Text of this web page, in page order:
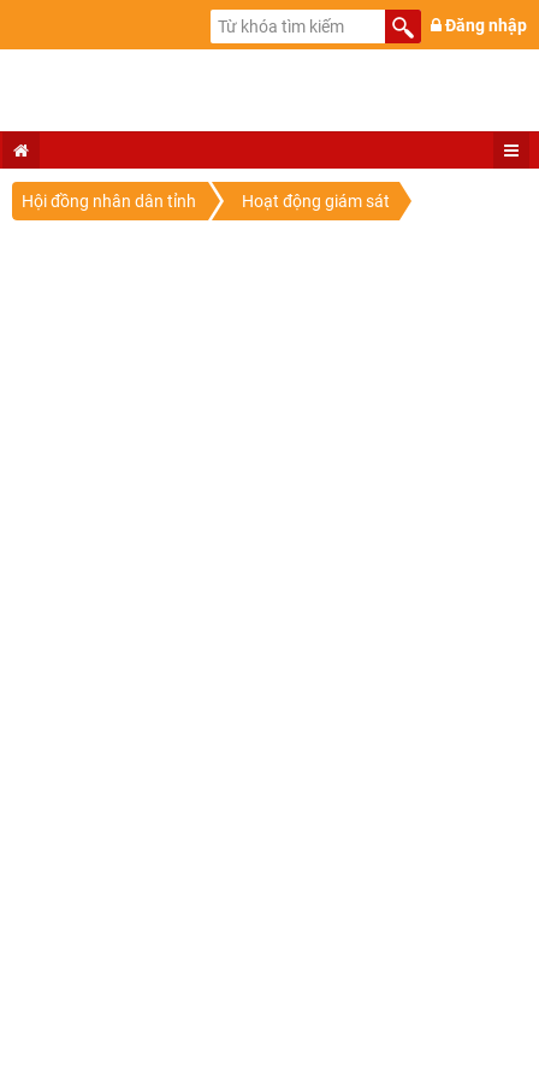
Đăng nhập
Hội đồng nhân dân tỉnh Hoạt động giám sát